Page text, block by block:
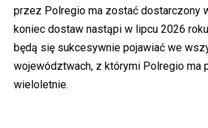
przez Polregio ma zostać dostarczony
koniec dostaw nastąpi w lipcu 2026
będą się sukcesywnie pojawiać we
województwach, z którymi Polregio ma
wieloletnie.